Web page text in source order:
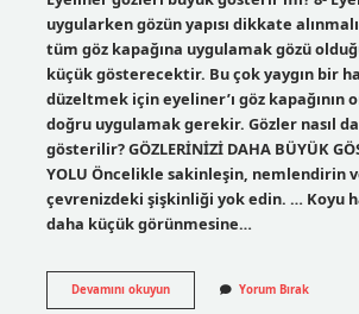
uygularken gözün yapısı dikkate
tüm göz kapağına uygulamak gözü
küçük gösterecektir. Bu çok yaygın bir
düzeltmek için eyeliner’ı göz kapağının
doğru uygulamak gerekir. Gözler nasıl
gösterilir? GÖZLERİNİZİ DAHA BÜYÜK
YOLU Öncelikle sakinleşin, nemlendirin
çevrenizdeki şişkinliği yok edin. … Koyu
daha küçük görünmesine…
Devamını okuyunDipliner
Gözü
Yorum Bırak